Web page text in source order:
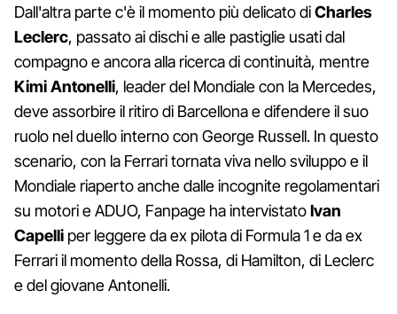
Dall'altra parte c'è il momento più delicato diCharles
Leclerc, passato ai dischi e alle pastiglie usati dal
compagno e ancora alla ricerca di continuità, mentre
Kimi Antonelli, leader del Mondiale con la Mercedes,
deve assorbire il ritiro di Barcellona e difendere il suo
ruolo nel duello interno con George Russell. In questo
scenario, con la Ferrari tornata viva nello sviluppo e il
Mondiale riaperto anche dalle incognite regolamentari
su motori e ADUO, Fanpage ha intervistatoIvan
Capelli per leggere da ex pilota di Formula 1 e da ex
Ferrari il momento della Rossa, di Hamilton, di Leclerc
e del giovane Antonelli.